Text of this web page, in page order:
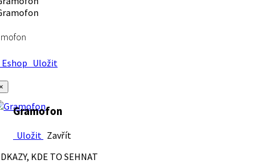
Uložit
Gramofon
Uložit Zavřít
KDE TO SEHNAT